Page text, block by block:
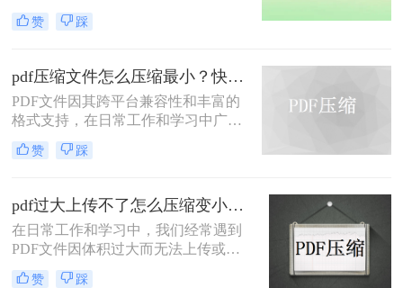
广泛应用。然而，PDF文件有时体积
过大，不便于存储和传输。那么pdf怎
有效的PDF压缩方法。
赞 踩
pdf压缩文件怎么压缩最小？快来试着使用这三种压缩方法！
PDF文件因其跨平台兼容性和丰富的
格式支持，在日常工作和学习中广泛
应用。然而，有时我们需要将PDF文
件压缩到最小，以便更高效地存储和
呢？本文将介绍三种实用的PDF压缩
方法。
赞 踩
pdf过大上传不了怎么压缩变小？快来试试这3种压缩方法！
在日常工作和学习中，我们经常遇到
PDF文件因体积过大而无法上传或分
享的情况。那么pdf过大上传不了怎么
赞 踩